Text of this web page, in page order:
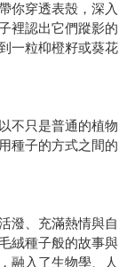
你穿透表殼，深入
裡認出它們蹤影的
一粒枊橙籽或葵花
不只是普通的植物
種子的方式之間的
潑、充滿熱情與自
絨種子般的故事與
融入了生物學、人